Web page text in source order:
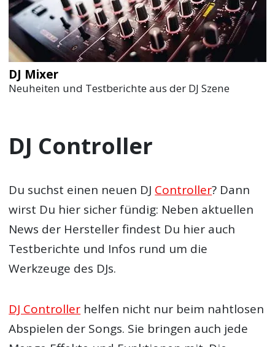
DJ Mixer
Neuheiten und Testberichte aus der DJ Szene
DJ Controller
Du suchst einen neuen DJ Controller? Dann
wirst Du hier sicher fündig: Neben aktuellen
News der Hersteller findest Du hier auch
Testberichte und Infos rund um die
Werkzeuge des DJs.
DJ Controller helfen nicht nur beim nahtlosen
Abspielen der Songs. Sie bringen auch jede